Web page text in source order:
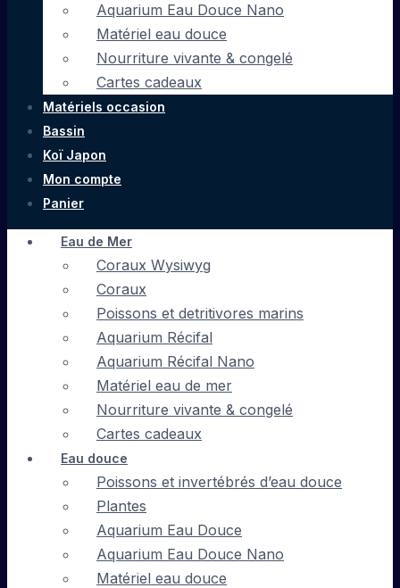
Aquarium Eau Douce Nano
Matériel eau douce
Nourriture vivante & congelé
Cartes cadeaux
Matériels occasion
Bassin
Koï Japon
Mon compte
Panier
Eau de Mer
Coraux Wysiwyg
Coraux
Poissons et detritivores marins
Aquarium Récifal
Aquarium Récifal Nano
Matériel eau de mer
Nourriture vivante & congelé
Cartes cadeaux
Eau douce
Poissons et invertébrés d’eau douce
Plantes
Aquarium Eau Douce
Aquarium Eau Douce Nano
Matériel eau douce